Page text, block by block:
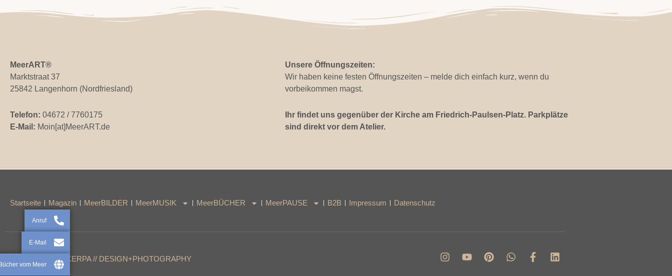
MeerART®
Marktstraat 37
25842 Langenhorn (Nordfriesland)
Telefon: 04672 / 7760175
E-Mail: Moin[at]MeerART.de
Unsere Öffnungszeiten:
Wir haben keine festen Öffnungszeiten – melde dich einfach kurz, wenn du
vorbeikommen magst.
Ihr findet uns gegenüber der Kirche am Friedrich-Paulsen-Platz. Parkplätze
sind direkt vor dem Atelier.
Startseite Magazin MeerBILDER MeerMUSIK MeerBÜCHER MeerPAUSE B2B Impressum Datenschutz
© 2026 / RALPH KERPA // DESIGN+PHOTOGRAPHY
I
Y
P
W
F
L
Anruf
E-Mail
vom Meer